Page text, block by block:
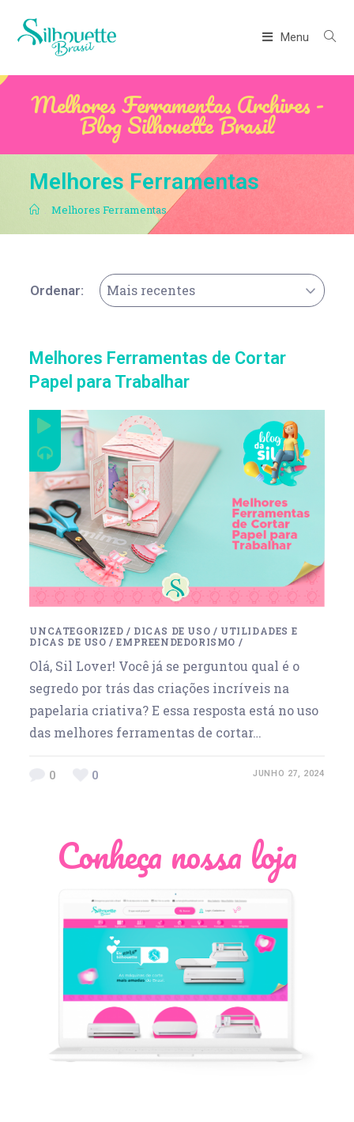
Menu
Melhores Ferramentas Archives -
Blog Silhouette Brasil
Melhores Ferramentas
. Melhores Ferramentas
Ordenar: Mais recentes
Melhores Ferramentas de Cortar
Papel para Trabalhar
UNCATEGORIZED / DICAS DE USO / UTILIDADES E
DICAS DE USO /EMPREENDEDORISMO /
Olá, Sil Lover! Você já se perguntou qual é o
segredo por trás das criações incríveis na
papelaria criativa? E essa resposta está no uso
das melhores ferramentas de cortar…
0 0 JUNHO 27, 2024
Conheça nossa loja
Léia Pastori